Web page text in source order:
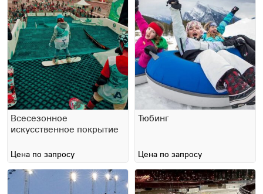
Всесезонное
искусственное покрытие
Цена по запросу
Тюбинг
Цена по запросу